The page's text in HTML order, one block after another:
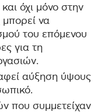
όχι μόνο στην
μπορεί να
του επόμενου
για τη
αύξηση ύψους
που συμμετείχαν